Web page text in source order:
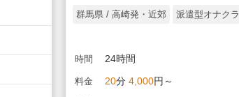
群馬県 / 高崎発・近郊 派遣型オナクラ
時間 24時間
料金 20分 4,000円～